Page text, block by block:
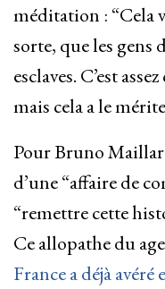
méditation : “Cela
sorte, que les gens
esclaves. C’est
mais cela a le
Pour Bruno
d’une “affaire de
“remettre cette
Ce allopathe du
France a déjà